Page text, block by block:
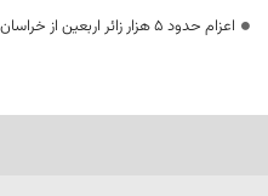
اعزام حدود 5 هزار زائر اربعین از خراسان جنوبی؛ بازگشت‌ها آغاز شد